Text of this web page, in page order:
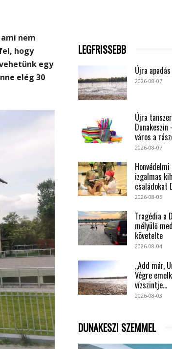
nem
hogy
egy
elég 30
LEGFRISSEBB
Újra
2026-08-07
Újra
város a
2026-08-07
izgalmas
családokat
2026-08-05
Tragédia a
mélyülő
követelte
2026-08-04
„Add már,
Végre
vízszintje...
2026-08-03
DUNAKESZI SZEMMEL